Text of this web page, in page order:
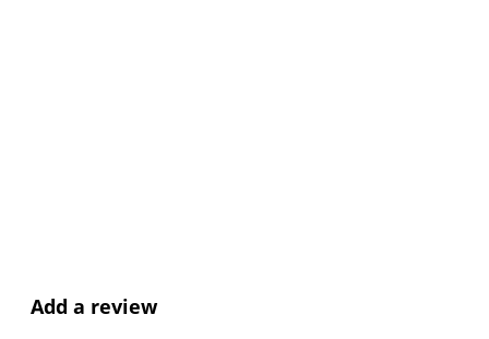
Add a review